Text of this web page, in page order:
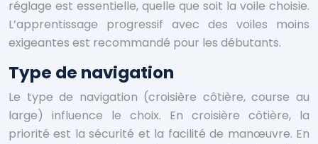
réglage est essentielle, quelle que soit la voile choisie.
L’apprentissage progressif avec des voiles moins
exigeantes est recommandé pour les débutants.
Type de navigation
Le type de navigation (croisière côtière, course au
large) influence le choix. En croisière côtière, la
priorité est la sécurité et la facilité de manœuvre. En